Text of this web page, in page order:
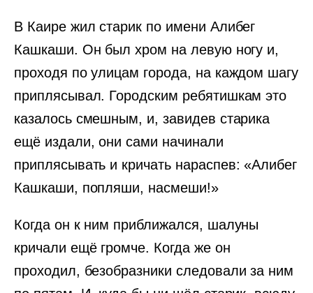
В Каире жил старик по имени Алибег
Кашкаши. Он был хром на левую ногу и,
проходя по улицам города, на каждом шагу
приплясывал. Городским ребятишкам это
казалось смешным, и, завидев старика
ещё издали, они сами начинали
приплясывать и кричать нараспев: «Алибег
Кашкаши, попляши, насмеши!»
Когда он к ним приближался, шалуны
кричали ещё громче. Когда же он
проходил, безобразники следовали за ним